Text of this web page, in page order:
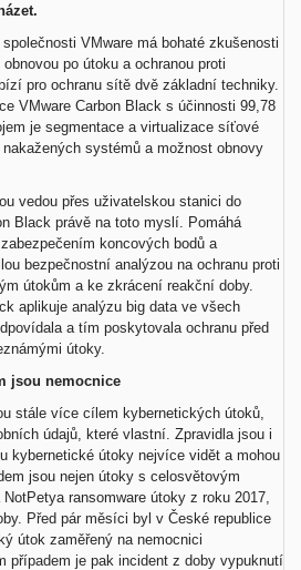
VMware má bohaté zkušenosti
po útoku a ochranou proti
pro ochranu sítě dvě základní techniky.
VMware Carbon Black s účinnosti 99,78
je segmentace a virtualizace síťové
systémů a možnost obnovy
vedou přes uživatelskou stanici do
Black právě na toto myslí. Pomáhá
koncových bodů a
bezpečnostní analýzou na ochranu proti
útokům a ke zkrácení reakční doby.
aplikuje analýzu big data ve všech
a tím poskytovala ochranu před
útoky.
jsou nemocnice
stále více cílem kybernetických útoků,
údajů, které vlastní. Zpravidla jsou i
kybernetické útoky nejvíce vidět a mohou
jsou nejen útoky s celosvětovým
ransomware útoky z roku 2017,
Před pár měsíci byl v České republice
útok zaměřený na nemocnici
případem je pak incident z doby vypuknutí